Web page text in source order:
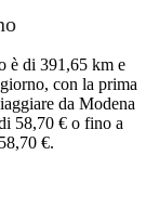
è di 391,65 km e
con la prima
da Modena
58,70 € o fino a
€.